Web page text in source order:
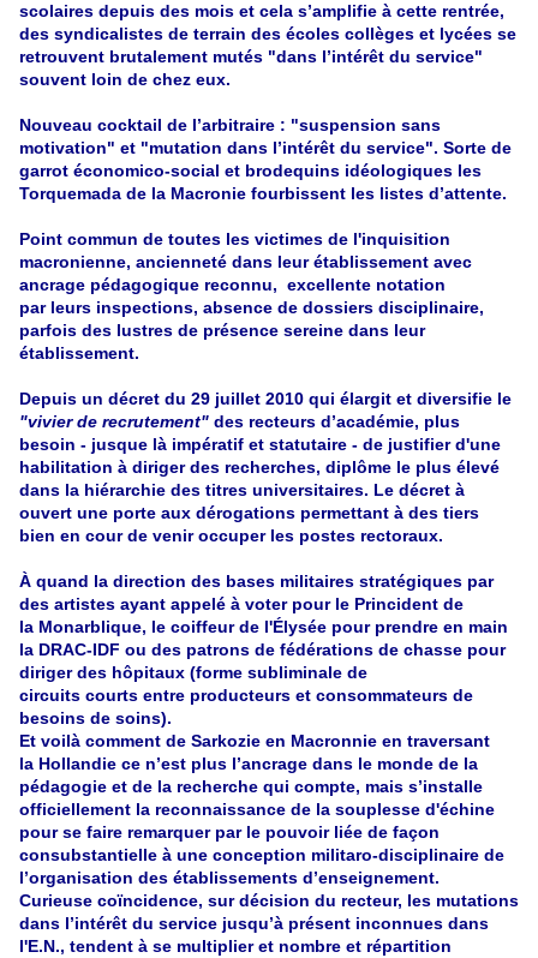
scolaires depuis des mois et cela s’amplifie à cette rentrée,
des syndicalistes de terrain des écoles collèges et lycées se
retrouvent brutalement mutés "dans l’intérêt du service"
souvent loin de chez eux.
Nouveau cocktail de l’arbitraire : "suspension sans
motivation" et "mutation dans l’intérêt du service". Sorte de
garrot économico-social et brodequins idéologiques les
Torquemada de la Macronie fourbissent les listes d’attente.
Point commun de toutes les victimes de l'inquisition
macronienne, ancienneté dans leur établissement avec
ancrage pédagogique reconnu, excellente notation
par leurs inspections, absence de dossiers disciplinaire,
parfois des lustres de présence sereine dans leur
établissement.
Depuis un décret du 29 juillet 2010 qui élargit et diversifie le
"vivier de recrutement" des recteurs d’académie, plus
besoin - jusque là impératif et statutaire - de justifier d'une
habilitation à diriger des recherches, diplôme le plus élevé
dans la hiérarchie des titres universitaires. Le décret à
ouvert une porte aux dérogations permettant à des tiers
bien en cour de venir occuper les postes rectoraux.
À quand la direction des bases militaires stratégiques par
des artistes ayant appelé à voter pour le Princident de
la Monarblique, le coiffeur de l'Élysée pour prendre en main
la DRAC-IDF ou des patrons de fédérations de chasse pour
diriger des hôpitaux (forme subliminale de
circuits courts entre producteurs et consommateurs de
besoins de soins).
Et voilà comment de Sarkozie en Macronnie en traversant
la Hollandie ce n’est plus l’ancrage dans le monde de la
pédagogie et de la recherche qui compte, mais s’installe
officiellement la reconnaissance de la souplesse d'échine
pour se faire remarquer par le pouvoir liée de façon
consubstantielle à une conception militaro-disciplinaire de
l’organisation des établissements d’enseignement.
Curieuse coïncidence, sur décision du recteur, les mutations
dans l’intérêt du service jusqu’à présent inconnues dans
l'E.N., tendent à se multiplier et nombre et répartition